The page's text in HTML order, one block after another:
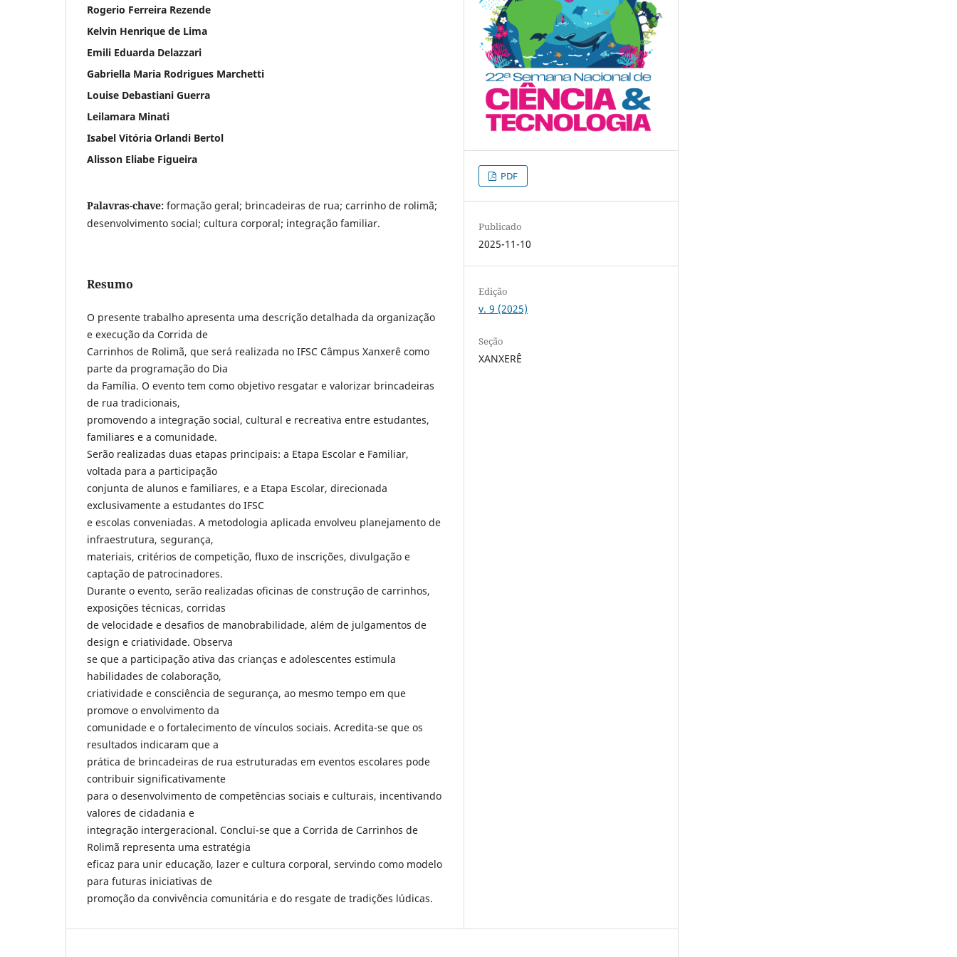
Rogerio Ferreira Rezende
Kelvin Henrique de Lima
Emili Eduarda Delazzari
Gabriella Maria Rodrigues Marchetti
Louise Debastiani Guerra
Leilamara Minati
Isabel Vitória Orlandi Bertol
Alisson Eliabe Figueira
Palavras-chave: formação geral; brincadeiras de rua; carrinho de rolimã;
desenvolvimento social; cultura corporal; integração familiar.
Resumo
O presente trabalho apresenta uma descrição detalhada da organização
e execução da Corrida de
Carrinhos de Rolimã, que será realizada no IFSC Câmpus Xanxerê como
parte da programação do Dia
da Família. O evento tem como objetivo resgatar e valorizar brincadeiras
de rua tradicionais,
promovendo a integração social, cultural e recreativa entre estudantes,
familiares e a comunidade.
Serão realizadas duas etapas principais: a Etapa Escolar e Familiar,
voltada para a participação
conjunta de alunos e familiares, e a Etapa Escolar, direcionada
exclusivamente a estudantes do IFSC
e escolas conveniadas. A metodologia aplicada envolveu planejamento de
infraestrutura, segurança,
materiais, critérios de competição, fluxo de inscrições, divulgação e
captação de patrocinadores.
Durante o evento, serão realizadas oficinas de construção de carrinhos,
exposições técnicas, corridas
de velocidade e desafios de manobrabilidade, além de julgamentos de
design e criatividade. Observa
se que a participação ativa das crianças e adolescentes estimula
habilidades de colaboração,
criatividade e consciência de segurança, ao mesmo tempo em que
promove o envolvimento da
comunidade e o fortalecimento de vínculos sociais. Acredita-se que os
resultados indicaram que a
prática de brincadeiras de rua estruturadas em eventos escolares pode
contribuir significativamente
para o desenvolvimento de competências sociais e culturais, incentivando
valores de cidadania e
integração intergeracional. Conclui-se que a Corrida de Carrinhos de
Rolimã representa uma estratégia
eficaz para unir educação, lazer e cultura corporal, servindo como modelo
para futuras iniciativas de
promoção da convivência comunitária e do resgate de tradições lúdicas.
PDF
Publicado
2025-11-10
Edição
v. 9 (2025)
Seção
XANXERÊ